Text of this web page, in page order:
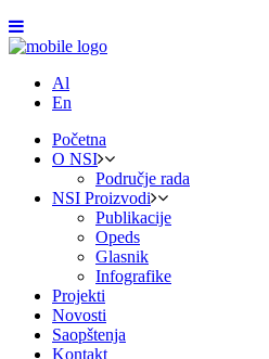
Al
En
Početna
O NSI
Područje rada
NSI Proizvodi
Publikacije
Opeds
Glasnik
Infografike
Projekti
Novosti
Saopštenja
Kontakt